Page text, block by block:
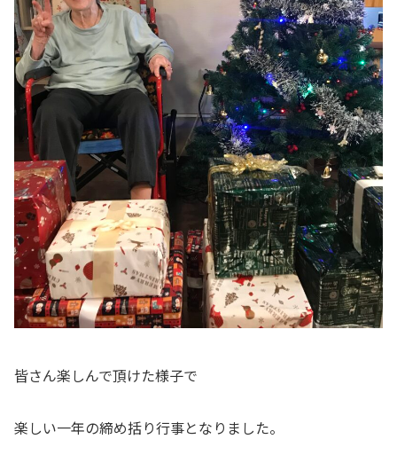
皆さん楽しんで頂けた様子で
楽しい一年の締め括り行事となりました。